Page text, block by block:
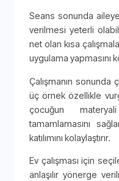
Seans sonunda
verilmesi yeterli
net olan kısa
uygulama yapmasını
Çalışmanın sonunda
üç örnek özellikle
çocuğun
tamamlamasını
katılımını kolaylaştırır.
Ev çalışması için
anlaşılır yönerge